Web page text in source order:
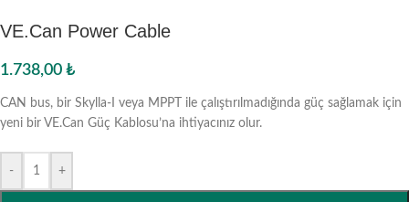
VE.Can Power Cable
1.738,00 ₺
CAN bus, bir Skylla-I veya MPPT ile çalıştırılmadığında güç sağlamak için
yeni bir VE.Can Güç Kablosu’na ihtiyacınız olur.
- +